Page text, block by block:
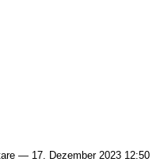
— 17. Dezember 2023 12:50